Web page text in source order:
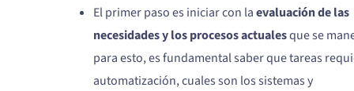
El primer paso es iniciar con laevaluación de las
necesidades y los procesos actualesque se
para esto, es fundamental saber que tareas
automatización, cuales son los sistemas y